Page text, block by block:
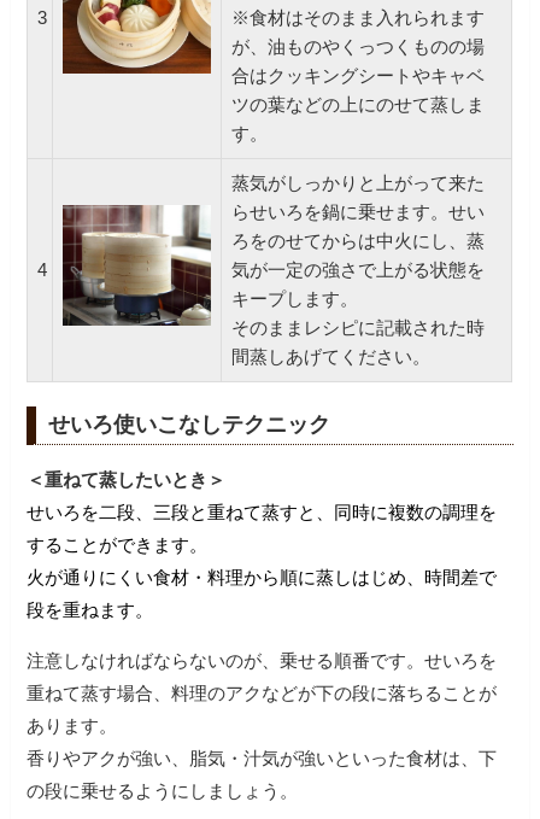
3
※食材はそのまま入れられます
が、油ものやくっつくものの場
合はクッキングシートやキャベ
ツの葉などの上にのせて蒸しま
す。
4
蒸気がしっかりと上がって来た
らせいろを鍋に乗せます。せい
ろをのせてからは中火にし、蒸
気が一定の強さで上がる状態を
キープします。
そのままレシピに記載された時
間蒸しあげてください。
せいろ使いこなしテクニック
＜重ねて蒸したいとき＞
せいろを二段、三段と重ねて蒸すと、同時に複数の調理を
することができます。
火が通りにくい食材・料理から順に蒸しはじめ、時間差で
段を重ねます。
注意しなければならないのが、乗せる順番です。せいろを
重ねて蒸す場合、料理のアクなどが下の段に落ちることが
あります。
香りやアクが強い、脂気・汁気が強いといった食材は、下
の段に乗せるようにしましょう。